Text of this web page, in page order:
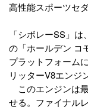
高性能スポーツセ
「シボレーSS」
の「ホールデン コ
プラットフォーム
リッターV8エンジ
このエンジンは
せる。ファイナル